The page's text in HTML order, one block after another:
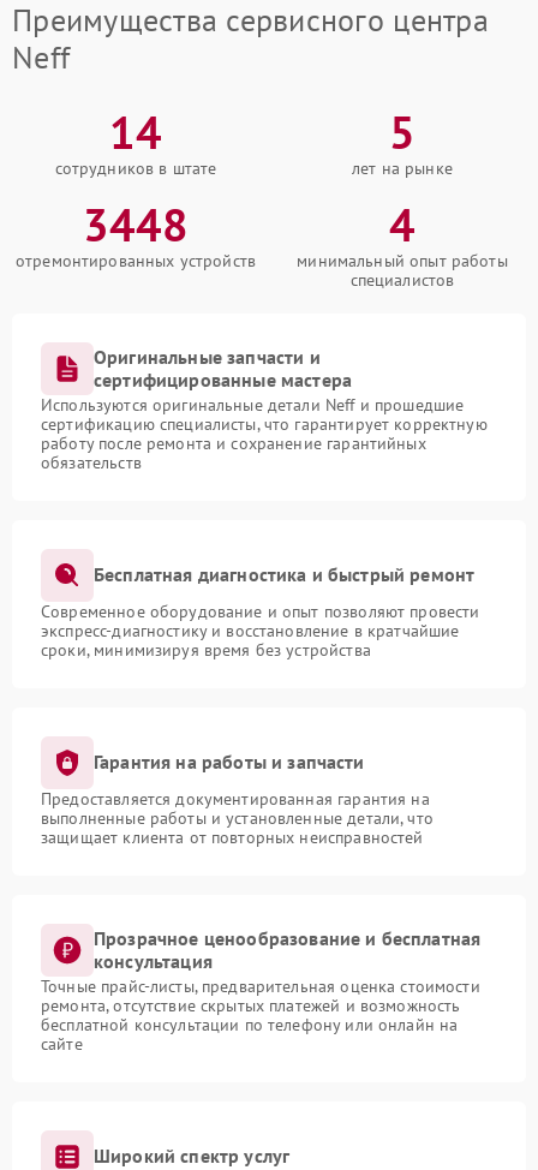
Преимущества сервисного центра
Neff
14
сотрудников в штате
5
лет на рынке
3448
отремонтированных устройств
4
минимальный опыт работы
специалистов
Оригинальные запчасти и
сертифицированные мастера
Используются оригинальные детали Neff и прошедшие
сертификацию специалисты, что гарантирует корректную
работу после ремонта и сохранение гарантийных
обязательств
Бесплатная диагностика и быстрый ремонт
Современное оборудование и опыт позволяют провести
экспресс-диагностику и восстановление в кратчайшие
сроки, минимизируя время без устройства
Гарантия на работы и запчасти
Предоставляется документированная гарантия на
выполненные работы и установленные детали, что
защищает клиента от повторных неисправностей
Прозрачное ценообразование и бесплатная
консультация
Точные прайс-листы, предварительная оценка стоимости
ремонта, отсутствие скрытых платежей и возможность
бесплатной консультации по телефону или онлайн на
сайте
Широкий спектр услуг